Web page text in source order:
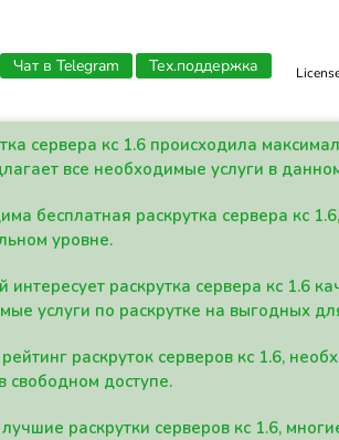
Чат в Telegram Тех.поддержка
сервера кс 1.6 происходила
все необходимые услуги в
бесплатная раскрутка сервера кс
уровне.
раскрутка сервера кс 1.6
услуги по раскрутке на выгодных
раскруток серверов кс 1.6,
свободном доступе.
раскрутки серверов кс 1.6,